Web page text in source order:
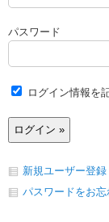
パスワード
ログイン情報を
新規ユーザー登録
パスワードをお